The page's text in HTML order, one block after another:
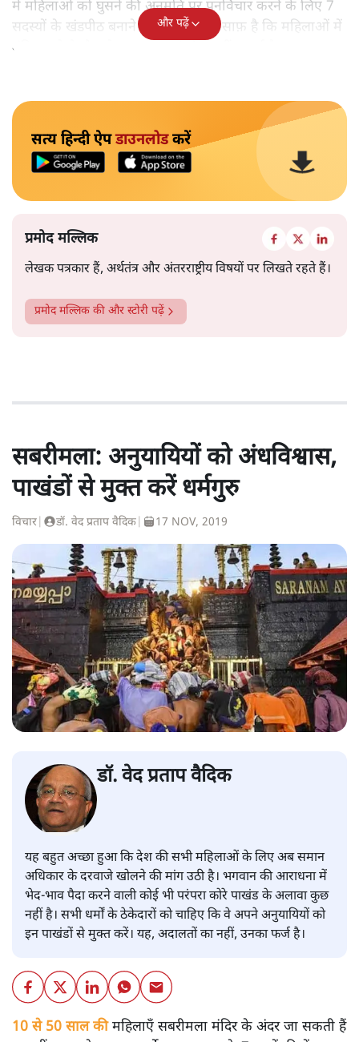
में महिलाओं को घुसने की अनुमति पर पुनर्विचार करने के लिए 7
सदस्यों के खंडपीठ बनाने को कहा। इससे साफ़ है कि महिलाओं में
मंदिर जाने के फ़ैसले पर सरकार ने रोक नहीं लगाई है।
और पढ़ें
सत्य हिन्दी ऐपडाउनलोडकरें
प्रमोद मल्लिक
लेखक पत्रकार हैं, अर्थतंत्र और अंतरराष्ट्रीय विषयों पर लिखते रहते हैं।
प्रमोद मल्लिक की और स्टोरी पढ़ें
सबरीमला: अनुयायियों को अंधविश्वास,
पाखंडों से मुक्त करें धर्मगुरु
विचार डॉ. वेद प्रताप वैदिक 17 NOV, 2019
डॉ. वेद प्रताप वैदिक
यह बहुत अच्छा हुआ कि देश की सभी महिलाओं के लिए अब समान
अधिकार के दरवाजे खोलने की मांग उठी है। भगवान की आराधना में
भेद-भाव पैदा करने वाली कोई भी परंपरा कोरे पाखंड के अलावा कुछ
नहीं है। सभी धर्मों के ठेकेदारों को चाहिए कि वे अपने अनुयायियों को
इन पाखंडों से मुक्त करें। यह, अदालतों का नहीं, उनका फर्ज है।
10 से 50 साल कीमहिलाएँ सबरीमला मंदिर के अंदर जा सकती हैं